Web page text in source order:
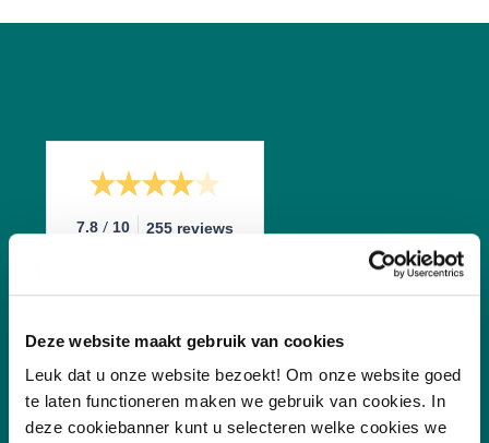
Deze website maakt gebruik van cookies
Leuk dat u onze website bezoekt! Om onze website goed
te laten functioneren maken we gebruik van cookies. In
deze cookiebanner kunt u selecteren welke cookies we
7.8 / 10 255 reviews
Vakgebieden